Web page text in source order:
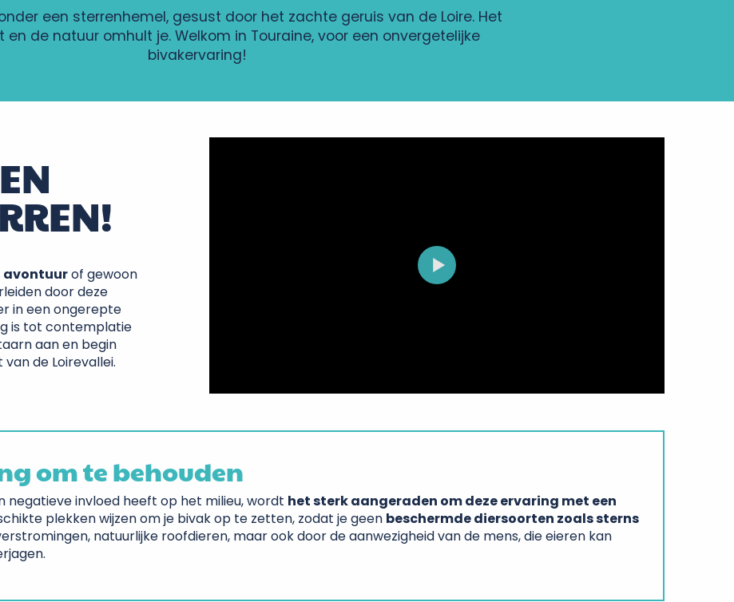
een sterrenhemel, gesust door het zachte geruis van de Loire. Het
en de natuur omhult je. Welkom in Touraine, voor een onvergetelijke
bivakervaring!
avontuurof gewoon
door deze
in een ongerepte
is tot contemplatie
aan en begin
de Loirevallei.
om te behouden
negatieve invloed heeft op het milieu, wordt het sterk aangeraden om deze ervaring met een
plekken wijzen om je bivak op te zetten, zodat je geen beschermde diersoorten zoals sterns
natuurlijke roofdieren, maar ook door de aanwezigheid van de mens, die eieren kan